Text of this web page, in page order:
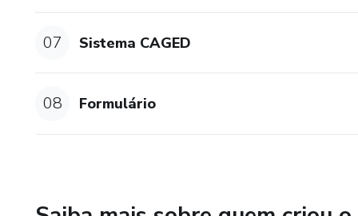
07 Sistema CAGED
08 Formulário